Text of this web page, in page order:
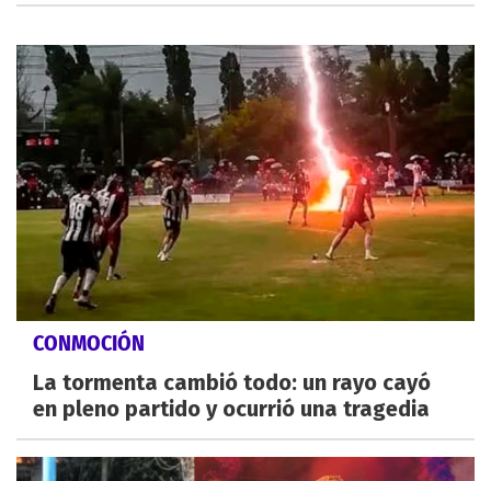
CONMOCIÓN
La tormenta cambió todo: un rayo cayó
en pleno partido y ocurrió una tragedia